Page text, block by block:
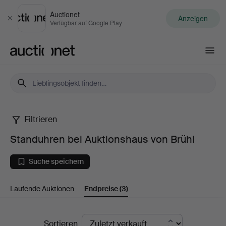
Schließen
Auctionet
Verfügbar auf Google Play Anzeigen
Standuhren
bei
Auktionshaus
von
Filtrieren
Standuhren bei Auktionshaus von Brühl
Suche speichern
Laufende Auktionen Endpreise(3)
EndpreiseSortieren